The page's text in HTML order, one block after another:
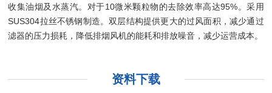
收集油烟及水蒸汽。对于10微米颗粒物的去除效率高达95%。采用
SUS304拉丝不锈钢制造。双层结构提供更大的过风面积，减少通过
滤器的压力损耗，降低排烟风机的能耗和排放噪音，减少运营成本。
资料下载